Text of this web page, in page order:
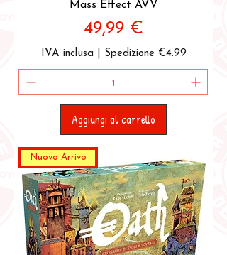
Mass Effect AVV
Prezzo
49,99 €
IVA inclusa Spedizione €4.99
Aggiungi al carrello
Nuovo Arrivo